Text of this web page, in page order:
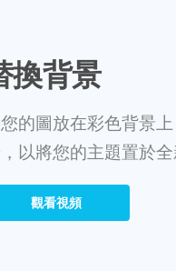
換背景
的圖放在彩色背景
以將您的主題置於全
觀看視頻